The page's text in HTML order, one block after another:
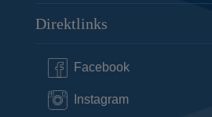
Direktlinks
Facebook
Instagram